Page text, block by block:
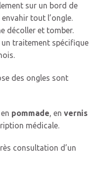
sur un bord de
tout l’ongle.
décoller et tomber.
traitement spécifique
des ongles sont
en pommade , en vernis
médicale.
consultation d’un